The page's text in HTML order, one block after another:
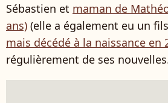
Sébastien et maman de
ans) (elle a également eu un
mais décédé à la naissance en
régulièrement de ses